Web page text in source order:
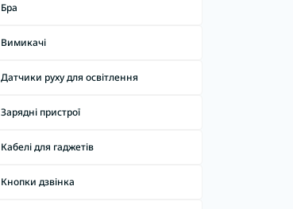
Бра
Вимикачі
Датчики руху для освітлення
Зарядні пристрої
Кабелі для гаджетів
Кнопки дзвінка